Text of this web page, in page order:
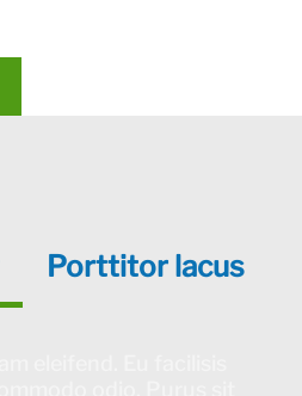
Porttitor lacus